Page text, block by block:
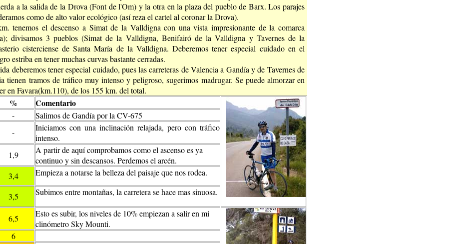
a la salida de la Drova (Font de l'Om) y la otra en la plaza del pueblo de Barx. Los parajes
como de alto valor ecológico (así reza el cartel al coronar la Drova).
tenemos el descenso a Simat de la Valldigna con una vista impresionante de la comarca
divisamos 3 pueblos (Simat de la Valldigna, Benifairó de la Valldigna y Tavernes de la
cisterciense de Santa María de la Valldigna. Deberemos tener especial cuidado en el
estriba en tener muchas curvas bastante cerradas.
deberemos tener especial cuidado, pues las carreteras de Valencia a Gandía y de Tavernes de
tienen tramos de tráfico muy intenso y peligroso, sugerimos madrugar. Se puede almorzar en
en Favara(km.110), de los 155 km. del total.
% Comentario
-
Salimos de Gandía por la CV-675
-
Iniciamos con una inclinación relajada, pero con tráfico
intenso.
1,9
A partir de aquí comprobamos como el ascenso es ya
continuo y sin descansos. Perdemos el arcén.
3,4 Empieza a notarse la belleza del paisaje que nos rodea.
3,5 Subimos entre montañas, la carretera se hace mas sinuosa.
6,5
Esto es subir, los niveles de 10% empiezan a salir en mi
clinómetro Sky Mounti.
6